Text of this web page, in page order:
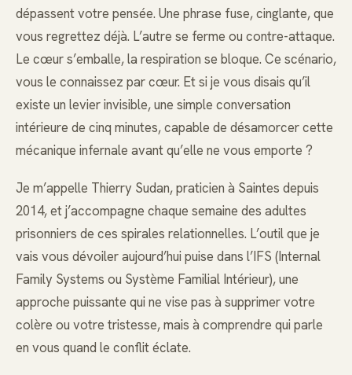
dépassent votre pensée. Une phrase fuse, cinglante, que
vous regrettez déjà. L’autre se ferme ou contre-attaque.
Le cœur s’emballe, la respiration se bloque. Ce scénario,
vous le connaissez par cœur. Et si je vous disais qu’il
existe un levier invisible, une simple conversation
intérieure de cinq minutes, capable de désamorcer cette
mécanique infernale avant qu’elle ne vous emporte ?
Je m’appelle Thierry Sudan, praticien à Saintes depuis
2014, et j’accompagne chaque semaine des adultes
prisonniers de ces spirales relationnelles. L’outil que je
vais vous dévoiler aujourd’hui puise dans l’IFS (Internal
Family Systems ou Système Familial Intérieur), une
approche puissante qui ne vise pas à supprimer votre
colère ou votre tristesse, mais à comprendre qui parle
en vous quand le conflit éclate.